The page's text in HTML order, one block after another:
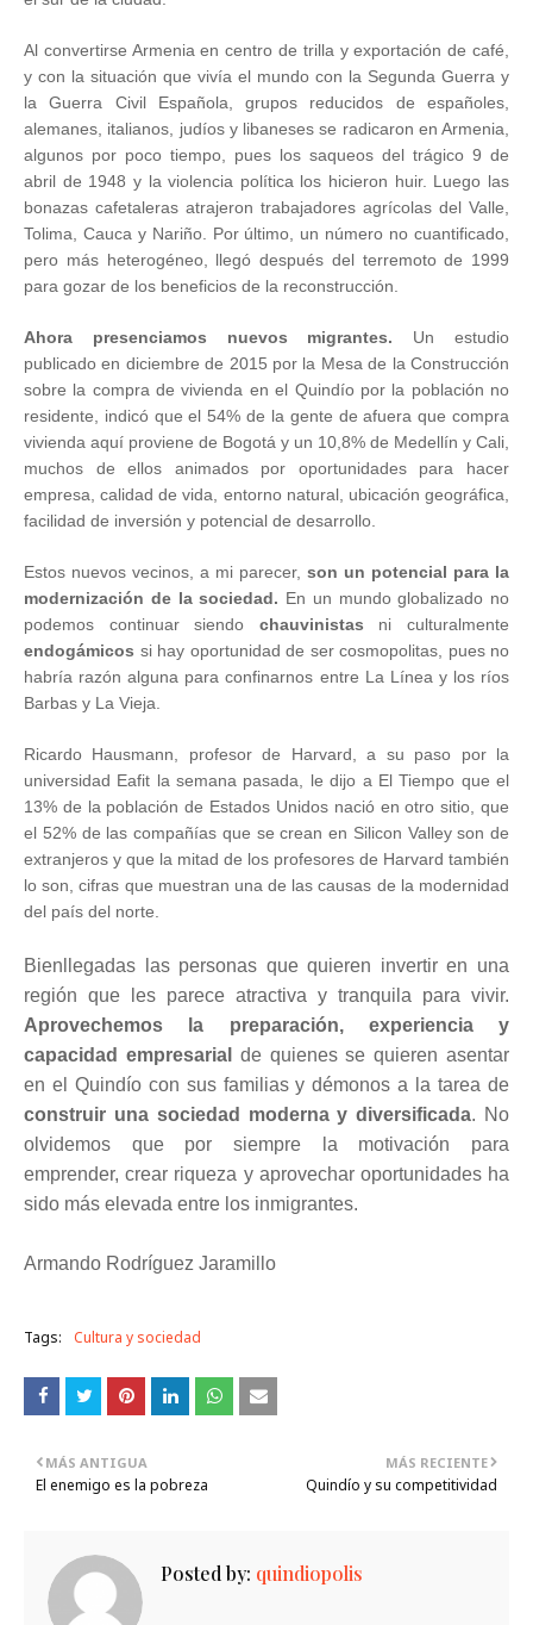
Al convertirse Armenia en centro de trilla y exportación de café,
y con la situación que vivía el mundo con la Segunda Guerra y
la Guerra Civil Española, grupos reducidos de españoles,
alemanes, italianos, judíos y libaneses se radicaron en Armenia,
algunos por poco tiempo, pues los saqueos del trágico 9 de
abril de 1948 y la violencia política los hicieron huir. Luego las
bonazas cafetaleras atrajeron trabajadores agrícolas del Valle,
Tolima, Cauca y Nariño. Por último, un número no cuantificado,
pero más heterogéneo, llegó después del terremoto de 1999
para gozar de los beneficios de la reconstrucción.
Ahora presenciamos nuevos migrantes. Un estudio
publicado en diciembre de 2015 por la Mesa de la Construcción
sobre la compra de vivienda en el Quindío por la población no
residente, indicó que el 54% de la gente de afuera que compra
vivienda aquí proviene de Bogotá y un 10,8% de Medellín y Cali,
muchos de ellos animados por oportunidades para hacer
empresa, calidad de vida, entorno natural, ubicación geográfica,
facilidad de inversión y potencial de desarrollo.
Estos nuevos vecinos, a mi parecer, son un potencial para la
modernización de la sociedad. En un mundo globalizado no
podemos continuar siendo chauvinistas ni culturalmente
endogámicos si hay oportunidad de ser cosmopolitas, pues no
habría razón alguna para confinarnos entre La Línea y los ríos
Barbas y La Vieja.
Ricardo Hausmann, profesor de Harvard, a su paso por la
universidad Eafit la semana pasada, le dijo a El Tiempo que el
13% de la población de Estados Unidos nació en otro sitio, que
el 52% de las compañías que se crean en Silicon Valley son de
extranjeros y que la mitad de los profesores de Harvard también
lo son, cifras que muestran una de las causas de la modernidad
del país del norte.
Bienllegadas las personas que quieren invertir en una
región que les parece atractiva y tranquila para vivir.
Aprovechemos la preparación, experiencia y
capacidad empresarial de quienes se quieren asentar
en el Quindío con sus familias y démonos a la tarea de
construir una sociedad moderna y diversificada. No
olvidemos que por siempre la motivación para
emprender, crear riqueza y aprovechar oportunidades ha
sido más elevada entre los inmigrantes.
Armando Rodríguez Jaramillo
Tags: Cultura y sociedad
MÁS RECIENTE
Quindío y su competitividad
MÁS ANTIGUA
El enemigo es la pobreza
Posted by: quindiopolis